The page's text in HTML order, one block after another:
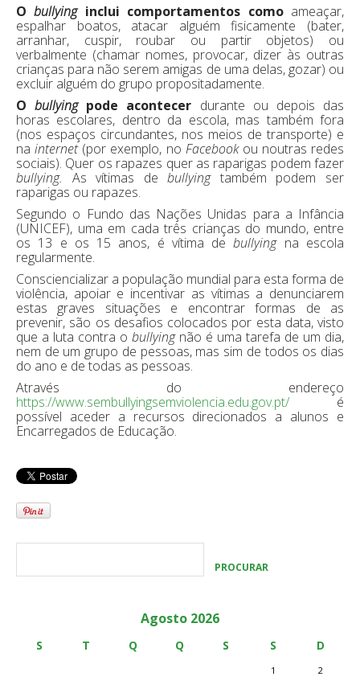
Obullyinginclui comportamentos comoameaçar,
espalhar boatos, atacar alguém fisicamente (bater,
arranhar, cuspir, roubar ou partir objetos) ou
verbalmente (chamar nomes, provocar, dizer às outras
crianças para não serem amigas de uma delas, gozar) ou
excluir alguém do grupo propositadamente.
Obullying pode acontecer durante ou depois das
horas escolares, dentro da escola, mas também fora
(nos espaços circundantes, nos meios de transporte) e
nainternet(por exemplo, no Facebookou noutras redes
sociais). Quer os rapazes quer as raparigas podem fazer
bullying. As vítimas de bullyingtambém podem ser
raparigas ou rapazes.
Segundo o Fundo das Nações Unidas para a Infância
(UNICEF), uma em cada três crianças do mundo, entre
os 13 e os 15 anos, é vítima debullyingna escola
regularmente.
Consciencializar a população mundial para esta forma de
violência, apoiar e incentivar as vítimas a denunciarem
estas graves situações e encontrar formas de as
prevenir, são os desafios colocados por esta data, visto
que a luta contra o bullying não é uma tarefa de um dia,
nem de um grupo de pessoas, mas sim de todos os dias
do ano e de todas as pessoas.
Através do endereço
https://www.sembullyingsemviolencia.edu.gov.pt/ é
possível aceder a recursos direcionados a alunos e
Encarregados de Educação.
Agosto 2026
S T Q Q S S D
1
2